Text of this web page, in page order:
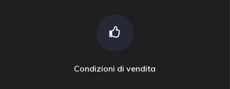
Condizioni di vendita